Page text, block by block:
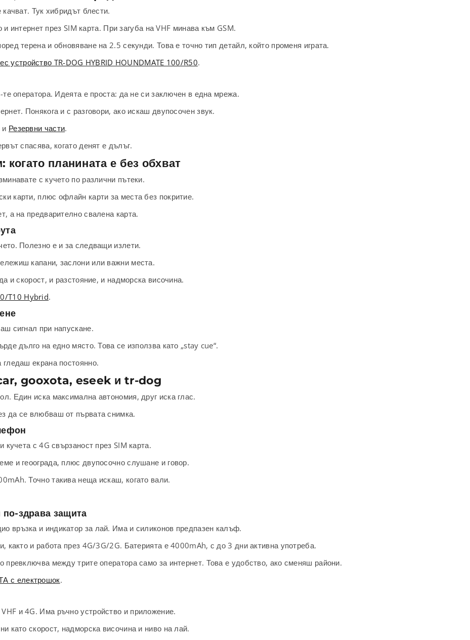
Тук хибридът блести.
интернет през SIM карта. При загуба на VHF минава към GSM.
терена и обновяване на 2.5 секунди. Това е точно тип детайл, който променя играта.
устройство TR-DOG HYBRID HOUNDMATE 100/R50.
оператора. Идеята е проста: да не си заключен в една мрежа.
Понякога и с разговори, ако искаш двупосочен звук.
и Резервни части.
спасява, когато денят е дълъг.
планината е без обхват
с кучето по различни пътеки.
карти, плюс офлайн карти за места без покритие.
а на предварително свалена карта.
Полезно е и за следващи излети.
капани, заслони или важни места.
и скорост, и разстояние, и надморска височина.
T10 Hybrid.
сигнал при напускане.
дълго на едно място. Това се използва като „stay cue“.
екрана постоянно.
gooxota, eseek и tr-dog
Един иска максимална автономия, друг иска глас.
да се влюбваш от първата снимка.
с 4G свързаност през SIM карта.
и геоограда, плюс двупосочно слушане и говор.
Точно такива неща искаш, когато вали.
здрава защита
връзка и индикатор за лай. Има и силиконов предпазен калъф.
както и работа през 4G/3G/2G. Батерията е 4000mAh, с до 3 дни активна употреба.
превключва между трите оператора само за интернет. Това е удобство, ако сменяш райони.
с електрошок.
и 4G. Има ръчно устройство и приложение.
като скорост, надморска височина и ниво на лай.